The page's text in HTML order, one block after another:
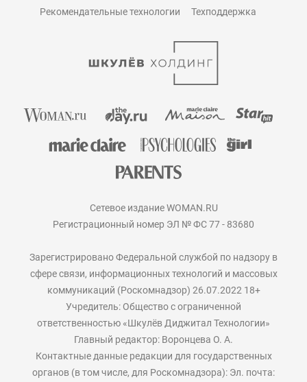
Рекомендательные технологии Техподдержка
Сетевое издание WOMAN.RU
Регистрационный номер ЭЛ № ФС 77 - 83680
Зарегистрировано Федеральной службой по надзору в
сфере связи, информационных технологий и массовых
коммуникаций (Роскомнадзор) 26.07.2022 18+
Учредитель: Общество с ограниченной
ответственностью «Шкулёв Диджитал Технологии»
Главный редактор: Воронцева О. А.
Контактные данные редакции для государственных
органов (в том числе, для Роскомнадзора): Эл. почта: